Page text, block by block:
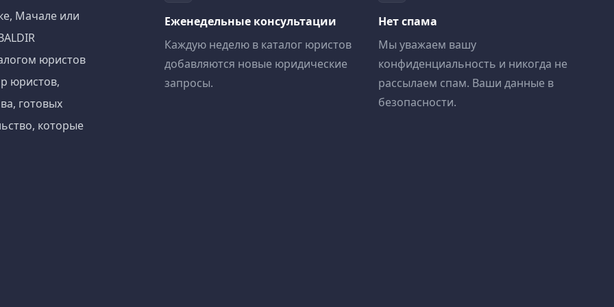
Мачале или
юристов
юристов,
готовых
которые
Еженедельные консультации
Каждую неделю в каталог юристов
добавляются новые юридические
запросы.
Нет спама
Мы уважаем вашу
конфиденциальность и никогда не
рассылаем спам. Ваши данные в
безопасности.